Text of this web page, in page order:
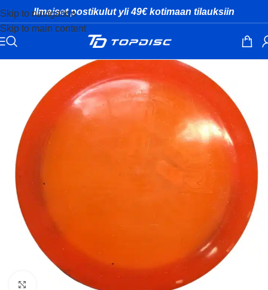
Skip to navigation
Skip to main content
Ilmaiset postikulut yli 49€ kotimaan tilauksiin
Klikkaa suuremmaksi